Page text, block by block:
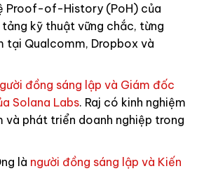
Proof-of-History (PoH) của
kỹ thuật vững chắc, từng
tại Qualcomm, Dropbox và
đồng sáng lập và Giám đốc
Solana Labs. Raj có kinh nghiệm
và phát triển doanh nghiệp trong
là người đồng sáng lập và Kiến